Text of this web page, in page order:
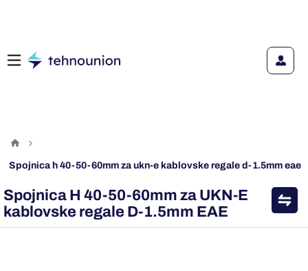
spojnica h 40-50-60mm za ukn-e kablovske regale d-1.5mm eae
Spojnica H 40-50-60mm za UKN-E
kablovske regale D-1.5mm EAE